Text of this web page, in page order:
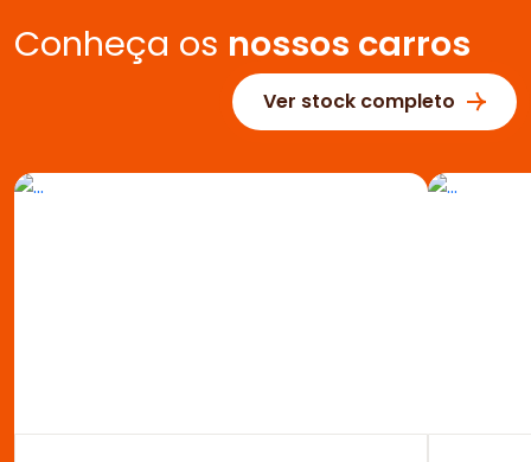
Conheça os nossos carros
Ver stock completo